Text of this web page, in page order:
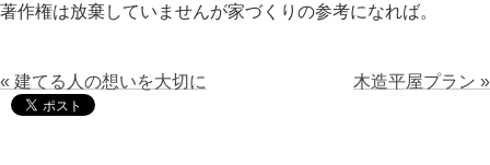
著作権は放棄していませんが家づくりの参考になれば。
« 建てる人の想いを大切に 木造平屋プラン »